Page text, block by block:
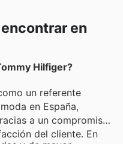
en
Hilfiger?
un referente
en España,
a un compromiso
del cliente. En